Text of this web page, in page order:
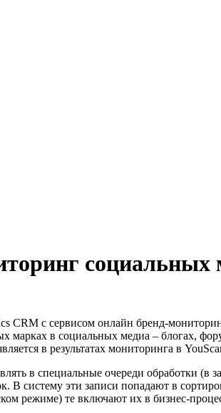
социальных
с сервисом онлайн бренд-
марках в социальных медиа – блогах,
в результатах мониторинга в
в специальные очереди обработки
В систему эти записи попадают в
режиме) те включают их в бизнес-